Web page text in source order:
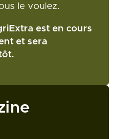
le voulez.
est en cours
et sera